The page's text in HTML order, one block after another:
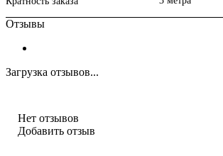
Отзывы
Загрузка отзывов...
Нет отзывов
Добавить отзыв